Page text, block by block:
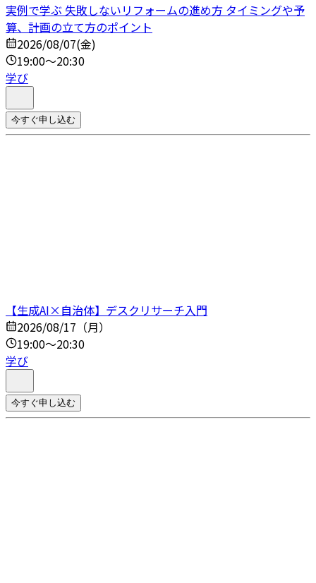
実例で学ぶ 失敗しないリフォームの進め方 タイミングや予
算、計画の立て方のポイント
2026/08/07(金)
19:00～20:30
学び
今すぐ申し込む
【生成AI×自治体】デスクリサーチ入門
2026/08/17（月）
19:00～20:30
学び
今すぐ申し込む